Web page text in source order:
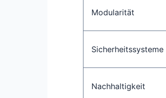
Modularität
Sicherheitssysteme
Nachhaltigkeit